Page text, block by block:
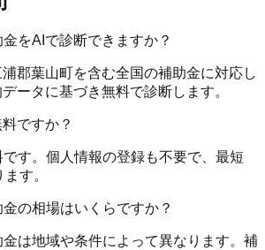
をAIで診断できますか？
郡葉山町を含む全国の補助金に対応し
ータに基づき無料で診断します。
ですか？
す。個人情報の登録も不要で、最短
す。
の相場はいくらですか？
は地域や条件によって異なります。補